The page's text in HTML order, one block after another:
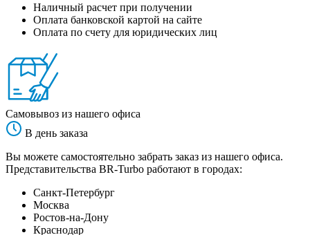
Наличный расчет при получении
Оплата банковской картой на сайте
Оплата по счету для юридических лиц
Самовывоз из нашего офиса
В день заказа
Вы можете самостоятельно забрать заказ из нашего офиса.
Представительства BR-Turbo работают в городах:
Санкт-Петербург
Москва
Ростов-на-Дону
Краснодар